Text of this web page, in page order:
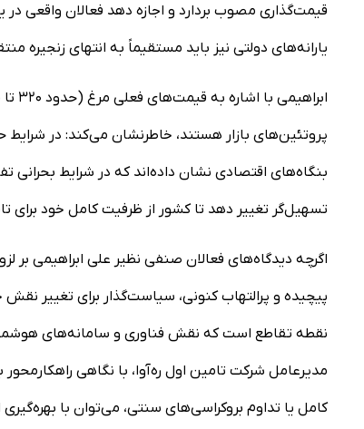
یارانه‌های دولتی نیز باید مستقیماً به انتهای زنجیره
پروتئین‌های بازار هستند، خاطرنشان می‌کند: در
بنگاه‌های اقتصادی نشان داده‌اند که در شرایط بحرانی
تسهیل‌گر تغییر دهد تا کشور از ظرفیت کامل خود برای
اگرچه دیدگاه‌های فعالان صنفی نظیر علی ابراهیمی بر
پیچیده و پرالتهاب کنونی، سیاست‌گذار برای تغییر
نقطه تقاطع است که نقش فناوری و سامانه‌های
مدیرعامل شرکت تامین اول ره‌آوا، با نگاهی
کامل یا تداوم بروکراسی‌های سنتی، می‌توان با